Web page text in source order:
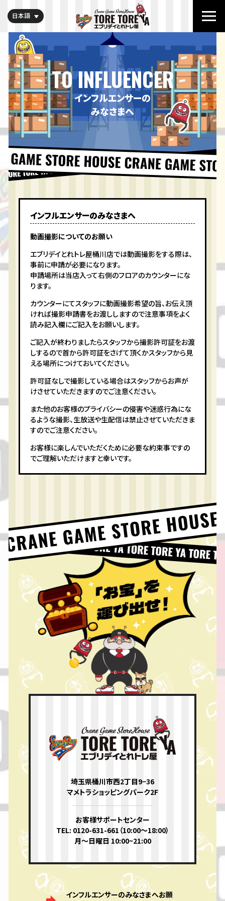
日本語
TO INFLUENCER
インフルエンサーの
みなさまへ​
インフルエンサーのみなさまへ
動画撮影についてのお願い
エブリデイとれトレ屋桶川店では動画撮影をする際は、
事前に申請が必要になります。
申請場所は当店入って右側のフロアのカウンターにな
ります。
カウンターにてスタッフに動画撮影希望の旨、お伝え頂
ければ撮影申請書をお渡ししますので注意事項をよく
読み記入欄にご記入をお願いします。
ご記入が終わりましたらスタッフから撮影許可証をお渡
しするので首から許可証をさげて頂くかスタッフから見
える場所につけておいてください。
許可証なしで撮影している場合はスタッフからお声が
けさせていただきますのでご注意ください。
また他のお客様のプライバシーの侵害や迷惑行為にな
るような撮影、生放送や生配信は禁止させていただきま
すのでご注意ください。
お客様に楽しんでいただくために必要な約束事ですの
でご理解いただけますと幸いです。
埼玉県桶川市西2丁目9−36
マメトラショッピングパーク2F
お客様サポートセンター
TEL: 0120-631-661（10:00〜18:00）
月〜日曜日 10:00~21:00
インフルエンサーのみなさまへお願